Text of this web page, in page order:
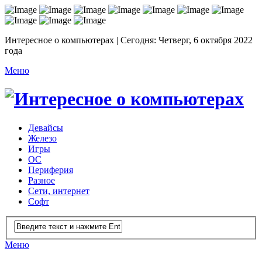
Интересное о компьютерах | Сегодня: Четверг, 6 октября 2022
года
Меню
Девайсы
Железо
Игры
ОС
Периферия
Разное
Сети, интернет
Софт
Меню